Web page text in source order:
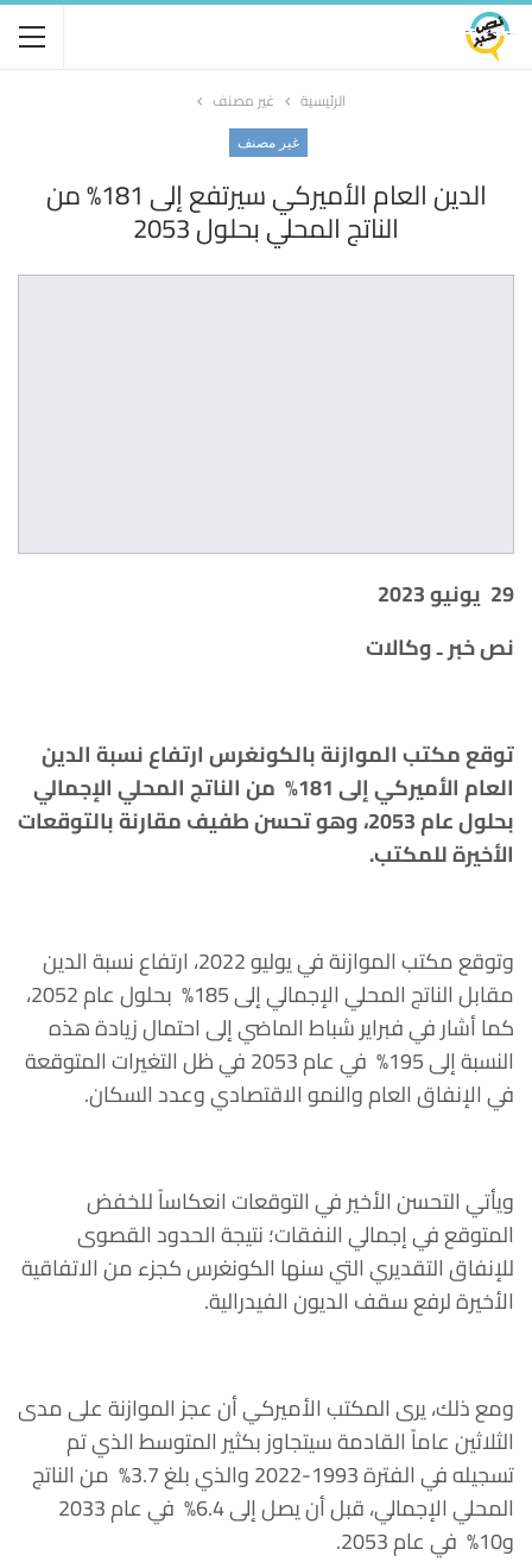
الرئيسية غير مصنف
غير مصنف
الدين العام الأميركي سيرتفع إلى 181% من
الناتج المحلي بحلول 2053
29 يونيو2023
نص خبر ـ وكالات
توقع مكتب الموازنة بالكونغرس ارتفاع نسبة الدين
العام الأميركي إلى 181% من الناتج المحلي الإجمالي
بحلول عام 2053، وهو تحسن طفيف مقارنة بالتوقعات
الأخيرة للمكتب.
وتوقع مكتب الموازنة في يوليو 2022، ارتفاع نسبة الدين
مقابل الناتج المحلي الإجمالي إلى 185% بحلول عام 2052،
كما أشار في فبراير شباط الماضي إلى احتمال زيادة هذه
النسبة إلى 195% في عام 2053 في ظل التغيرات المتوقعة
في الإنفاق العام والنمو الاقتصادي وعدد السكان.
ويأتي التحسن الأخير في التوقعات انعكاساً للخفض
المتوقع في إجمالي النفقات؛ نتيجة الحدود القصوى
للإنفاق التقديري التي سنها الكونغرس كجزء من الاتفاقية
الأخيرة لرفع سقف الديون الفيدرالية.
ومع ذلك، يرى المكتب الأميركي أن عجز الموازنة على مدى
الثلاثين عاماً القادمة سيتجاوز بكثير المتوسط الذي تم
تسجيله في الفترة ​​1993-2022 والذي بلغ 3.7% من الناتج
المحلي الإجمالي، قبل أن يصل إلى 6.4% في عام 2033
و10% في عام 2053.